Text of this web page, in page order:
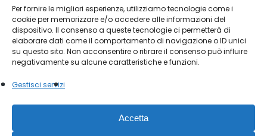
Per fornire le migliori esperienze, utilizziamo tecnologie come i
cookie per memorizzare e/o accedere alle informazioni del
dispositivo. Il consenso a queste tecnologie ci permetterà di
elaborare dati come il comportamento di navigazione o ID unici
su questo sito. Non acconsentire o ritirare il consenso può influire
negativamente su alcune caratteristiche e funzioni.
Gestisci servizi
Accetta
Orari:
dal lunedì al sabato, 9.00/13.00 – 15.30/19.30, o
su appuntamento
© 2026 Società Antiquaria. - P.IVA 12151470015 |